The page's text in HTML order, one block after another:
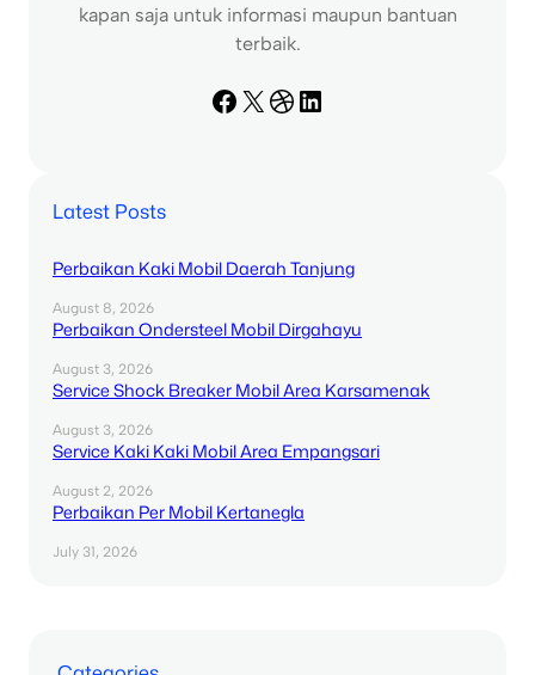
kapan saja untuk informasi maupun bantuan
terbaik.
Facebook X Dribbble LinkedIn
Latest Posts
Perbaikan Kaki Mobil Daerah Tanjung
August 8, 2026
Perbaikan Ondersteel Mobil Dirgahayu
August 3, 2026
Service Shock Breaker Mobil Area Karsamenak
August 3, 2026
Service Kaki Kaki Mobil Area Empangsari
August 2, 2026
Perbaikan Per Mobil Kertanegla
July 31, 2026